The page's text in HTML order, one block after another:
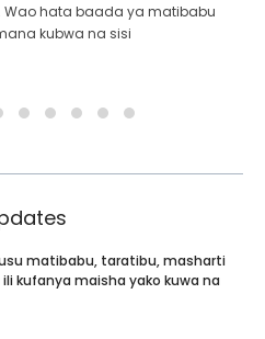
Wao hata baada ya matibabu
kubwa na sisi
matibabu, taratibu, masharti
kufanya maisha yako kuwa na